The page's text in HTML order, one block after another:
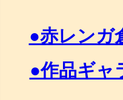
●赤レンガ
●作品ギャ